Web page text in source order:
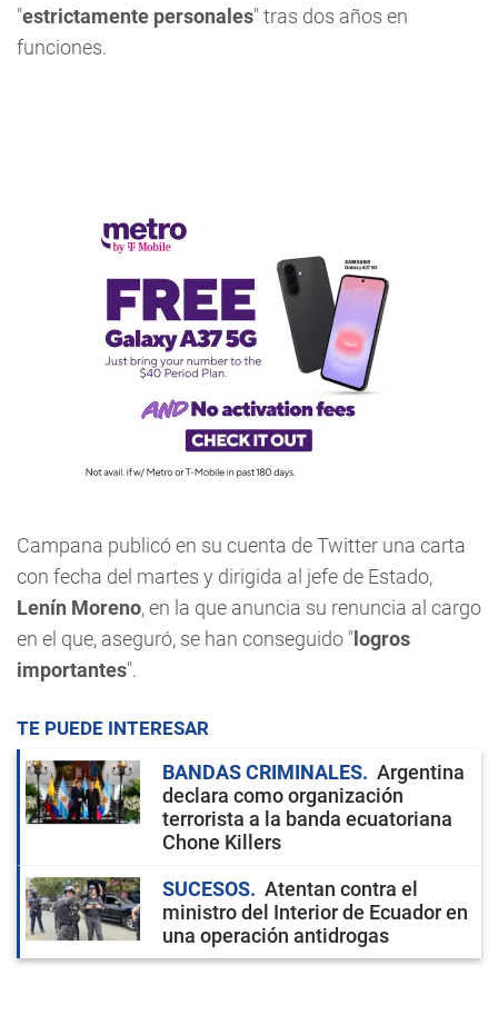
"estrictamente personales" tras dos años en
funciones.
Campana publicó en su cuenta de Twitter una carta
con fecha del martes y dirigida al jefe de Estado,
Lenín Moreno, en la que anuncia su renuncia al cargo
en el que, aseguró, se han conseguido "logros
importantes".
TE PUEDE INTERESAR
BANDAS CRIMINALES
Argentina
declara como organización
terrorista a la banda ecuatoriana
Chone Killers
SUCESOS
Atentan contra el
ministro del Interior de Ecuador en
una operación antidrogas